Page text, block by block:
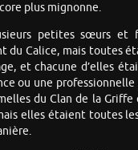
plus mignonne.
petites sœurs et
du Calice, mais toutes
et chacune d’elles
ou une professionnelle
du Clan de la
elles étaient toutes